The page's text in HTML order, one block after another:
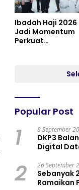
Ibadah Haji 2026
Jadi Momentum
Perkuat
Popular Post
1 8 September
DKP3
Digital
2 26 September
Sebanyak
Ramaikan